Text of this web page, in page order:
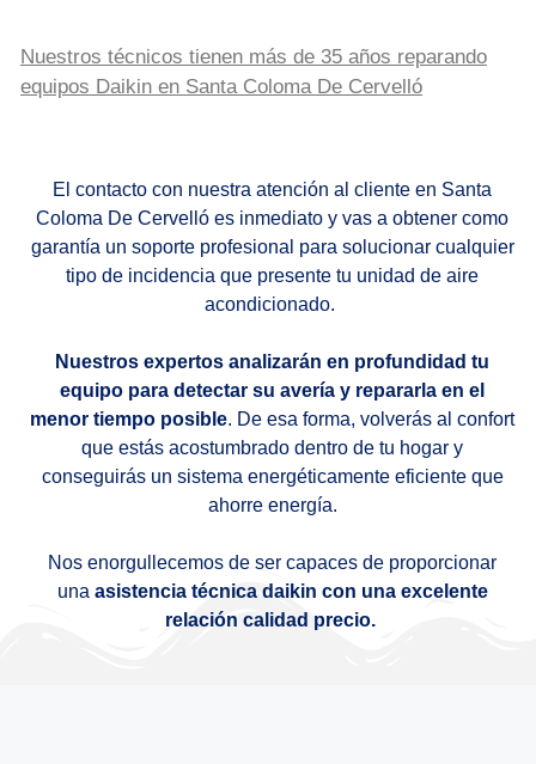
Nuestros técnicos tienen más de 35 años reparando
equipos Daikin en Santa Coloma De Cervelló
El contacto con nuestra atención al cliente en Santa
Coloma De Cervelló es inmediato y vas a obtener como
garantía un soporte profesional para solucionar cualquier
tipo de incidencia que presente tu unidad de aire
acondicionado.
Nuestros expertos analizarán en profundidad tu
equipo para detectar su avería y repararla en el
menor tiempo posible. De esa forma, volverás al confort
que estás acostumbrado dentro de tu hogar y
conseguirás un sistema energéticamente eficiente que
ahorre energía.
Nos enorgullecemos de ser capaces de proporcionar
una asistencia técnica daikin con una excelente
relación calidad precio.